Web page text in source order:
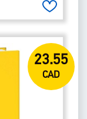
23.55
CAD